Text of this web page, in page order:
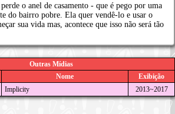
o anel de casamento - que é pego por uma
do bairro pobre. Ela quer vendê-lo e usar o
sua vida mas, acontece que isso não será tão
Outras Mídias
Nome
Exibição
Implicity 2013~2017